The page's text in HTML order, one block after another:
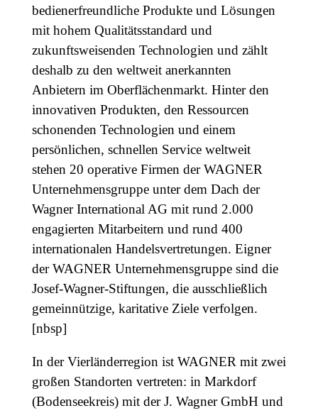
bedienerfreundliche Produkte und Lösungen
mit hohem Qualitätsstandard und
zukunftsweisenden Technologien und zählt
deshalb zu den weltweit anerkannten
Anbietern im Oberflächenmarkt. Hinter den
innovativen Produkten, den Ressourcen
schonenden Technologien und einem
persönlichen, schnellen Service weltweit
stehen 20 operative Firmen der WAGNER
Unternehmensgruppe unter dem Dach der
Wagner International AG mit rund 2.000
engagierten Mitarbeitern und rund 400
internationalen Handelsvertretungen. Eigner
der WAGNER Unternehmensgruppe sind die
Josef-Wagner-Stiftungen, die ausschließlich
gemeinnützige, karitative Ziele verfolgen.
[nbsp]
In der Vierländerregion ist WAGNER mit zwei
großen Standorten vertreten: in Markdorf
(Bodenseekreis) mit der J. Wagner GmbH und